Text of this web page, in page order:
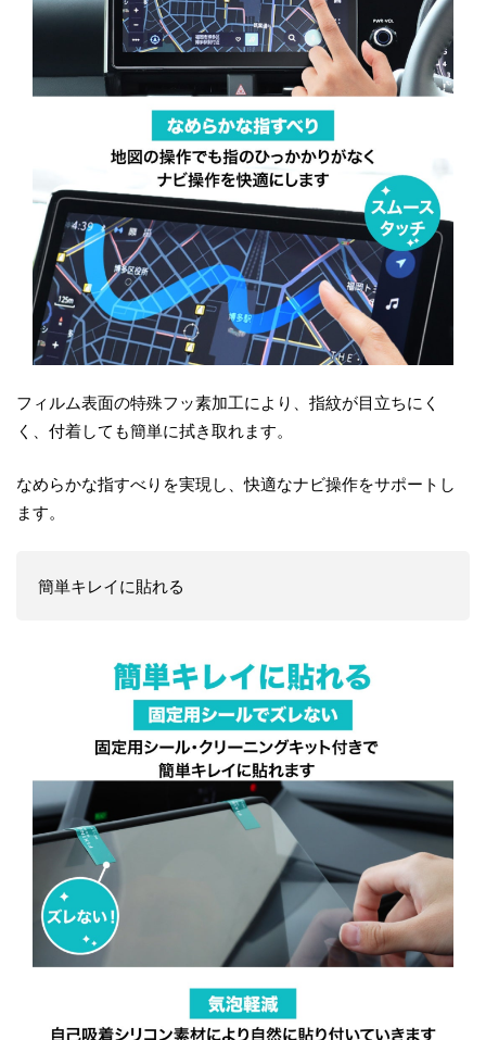
フィルム表面の特殊フッ素加工により、指紋が目立ちにく
く、付着しても簡単に拭き取れます。
なめらかな指すべりを実現し、快適なナビ操作をサポートし
ます。
簡単キレイに貼れる